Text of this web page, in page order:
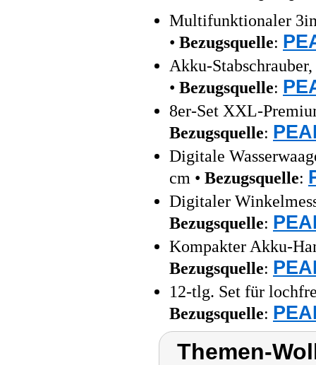
Multifunktionaler
• Bezugsquelle:
Akku-
• Bezugsquelle:
8er-Set XXL-
Bezugsquelle:
Digitale
cm • Bezugsquelle:
Digitaler
Bezugsquelle:
Kompakter Akku-
Bezugsquelle:
12-tlg. Set für
Bezugsquelle:
Themen-